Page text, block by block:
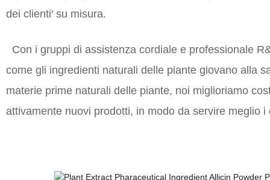
dei clienti′ su misura.
Con i gruppi di assistenza cordiale e professionale
come gli ingredienti naturali delle piante giovano alla
materie prime naturali delle piante, noi miglioriamo
attivamente nuovi prodotti, in modo da servire meglio